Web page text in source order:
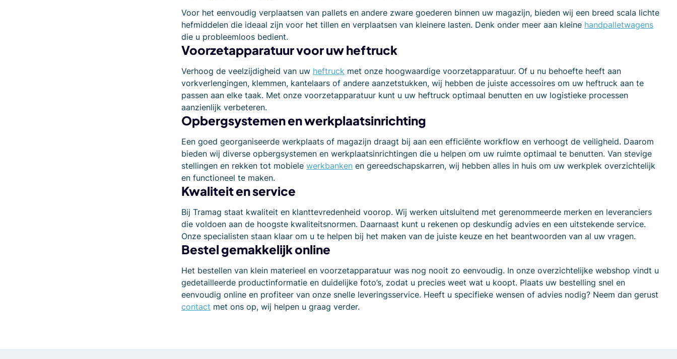
Voor het eenvoudig verplaatsen van pallets en andere zware goederen binnen uw magazijn, bieden wij een breed scala lichte
hefmiddelen die ideaal zijn voor het tillen en verplaatsen van kleinere lasten. Denk onder meer aan kleine handpalletwagens
die u probleemloos bedient.
Voorzetapparatuur voor uw heftruck
Verhoog de veelzijdigheid van uw heftruckmet onze hoogwaardige voorzetapparatuur. Of u nu behoefte heeft aan
vorkverlengingen, klemmen, kantelaars of andere aanzetstukken, wij hebben de juiste accessoires om uw heftruck aan te
passen aan elke taak. Met onze voorzetapparatuur kunt u uw heftruck optimaal benutten en uw logistieke processen
aanzienlijk verbeteren.
Opbergsystemen en werkplaatsinrichting
Een goed georganiseerde werkplaats of magazijn draagt bij aan een efficiënte workflow en verhoogt de veiligheid. Daarom
bieden wij diverse opbergsystemen en werkplaatsinrichtingen die u helpen om uw ruimte optimaal te benutten. Van stevige
stellingen en rekken tot mobiele werkbankenen gereedschapskarren, wij hebben alles in huis om uw werkplek overzichtelijk
en functioneel te maken.
Kwaliteit en service
Bij Tramag staat kwaliteit en klanttevredenheid voorop. Wij werken uitsluitend met gerenommeerde merken en leveranciers
die voldoen aan de hoogste kwaliteitsnormen. Daarnaast kunt u rekenen op deskundig advies en een uitstekende service.
Onze specialisten staan klaar om u te helpen bij het maken van de juiste keuze en het beantwoorden van al uw vragen.
Bestel gemakkelijk online
Het bestellen van klein materieel en voorzetapparatuur was nog nooit zo eenvoudig. In onze overzichtelijke webshop vindt u
gedetailleerde productinformatie en duidelijke foto’s, zodat u precies weet wat u koopt. Plaats uw bestelling snel en
eenvoudig online en profiteer van onze snelle leveringsservice. Heeft u specifieke wensen of advies nodig? Neem dan gerust
contact met ons op, wij helpen u graag verder.